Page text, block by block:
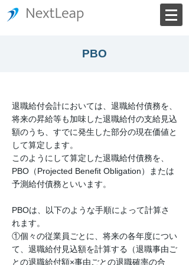
PBO
退職給付会計においては、退職給付債務を、
将来の昇給等も加味した退職給付の支給見込
額のうち、すでに発生した部分の現在価値と
して算定します。
このようにして算定した退職給付債務を、
PBO（Projected Benefit Obligation）または
予測給付債務といいます。
PBOは、以下のような手順によって計算さ
れます。
①個々の従業員ごとに、将来の各年度につい
て、退職給付見込額を計算する（退職事由ご
との退職給付額×事由ごとの退職確率の合